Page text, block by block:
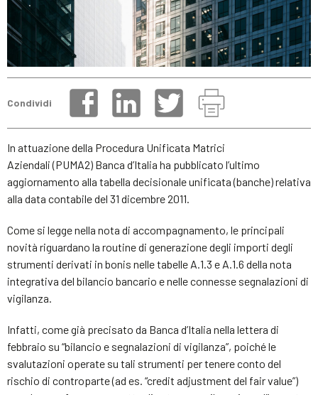
Condividi
In attuazione della Procedura Unificata Matrici
Aziendali (PUMA2) Banca d’Italia ha pubblicato l’ultimo
aggiornamento alla tabella decisionale unificata (banche) relativa
alla data contabile del 31 dicembre 2011.
Come si legge nella nota di accompagnamento, le principali
novità riguardano la routine di generazione degli importi degli
strumenti derivati in bonis nelle tabelle A.1.3 e A.1.6 della nota
integrativa del bilancio bancario e nelle connesse segnalazioni di
vigilanza.
Infatti, come già precisato da Banca d’Italia nella lettera di
febbraio su “bilancio e segnalazioni di vigilanza”, poiché le
svalutazioni operate su tali strumenti per tenere conto del
rischio di controparte (ad es. “credit adjustment del fair value”)